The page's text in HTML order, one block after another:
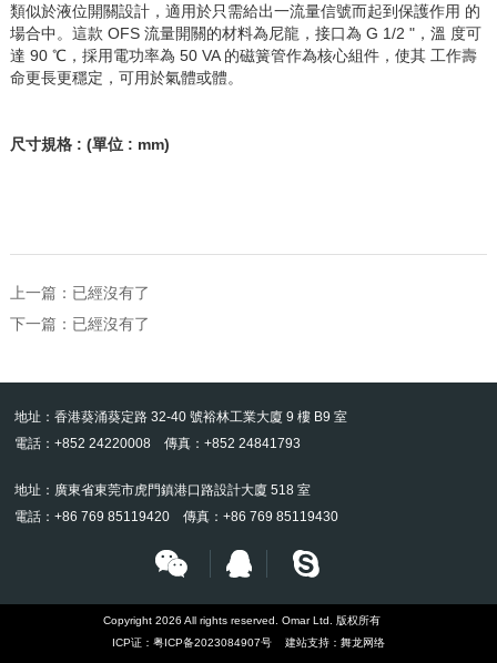
類似於液位開關設計，適用於只需給出一流量信號而起到保護作用 的
場合中。這款 OFS 流量開關的材料為尼龍，接口為 G 1/2 "，溫 度可
達 90 ℃，採用電功率為 50 VA 的磁簧管作為核心組件，使其 工作壽
命更長更穩定，可用於氣體或體。
尺寸規格: (單位: mm)
上一篇：已經沒有了
下一篇：已經沒有了
地址：香港葵涌葵定路 32-40 號裕林工業大廈 9 樓 B9 室
電話：+852 24220008 傳真：+852 24841793
地址：廣東省東莞市虎門鎮港口路設計大廈 518 室
電話：+86 769 85119420 傳真：+86 769 85119430
Copyright 2026 All rights reserved. Omar Ltd. 版权所有
ICP证： 粤ICP备2023084907号 建站支持： 舞龙网络